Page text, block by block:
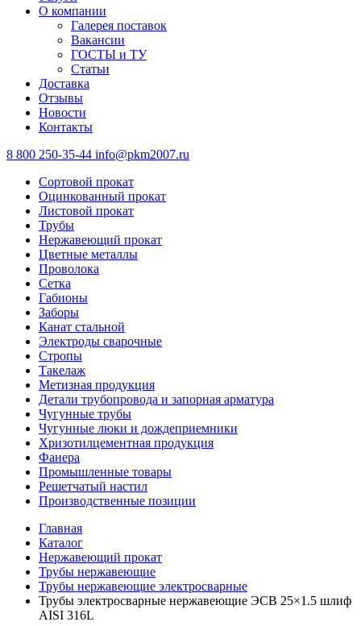
О компании
Галерея поставок
Вакансии
ГОСТЫ и ТУ
Статьи
Доставка
Отзывы
Новости
Контакты
8 800 250-35-44 info@pkm2007.ru
Сортовой прокат
Оцинкованный прокат
Листовой прокат
Трубы
Нержавеющий прокат
Цветные металлы
Проволока
Сетка
Габионы
Заборы
Канат стальной
Электроды сварочные
Стропы
Такелаж
Метизная продукция
Детали трубопровода и запорная арматура
Чугунные трубы
Чугунные люки и дождеприемники
Хризотилцементная продукция
Фанера
Промышленные товары
Решетчатый настил
Производственные позиции
Главная
Каталог
Нержавеющий прокат
Трубы нержавеющие
Трубы нержавеющие электросварные
Трубы электросварные нержавеющие ЭСВ 25×1.5 шлиф
AISI 316L